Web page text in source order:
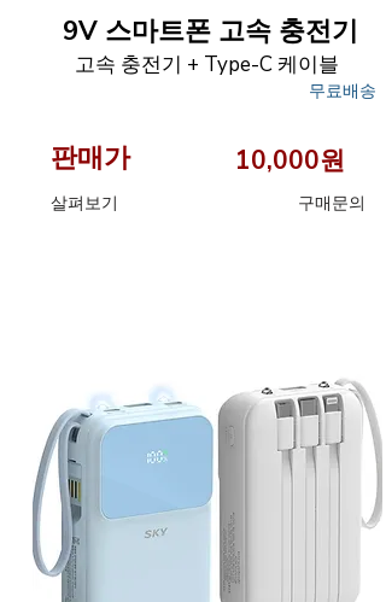
9V 스마트폰 고속 충전기
고속 충전기 + Type-C 케이블
무료배송
판매가 10,000원
살펴보기 구매문의